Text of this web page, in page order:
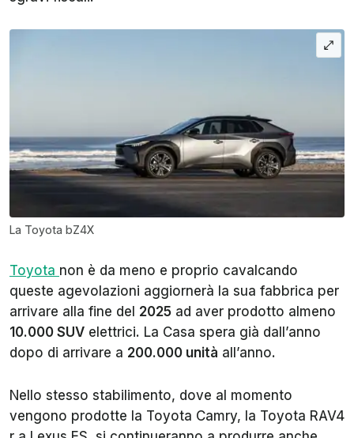
La Toyota bZ4X
Toyota non è da meno e proprio cavalcando
queste agevolazioni aggiornerà la sua fabbrica per
arrivare alla fine del 2025 ad aver prodotto almeno
10.000 SUV elettrici. La Casa spera già dall’anno
dopo di arrivare a 200.000 unità all’anno.
Nello stesso stabilimento, dove al momento
vengono prodotte la Toyota Camry, la Toyota RAV4